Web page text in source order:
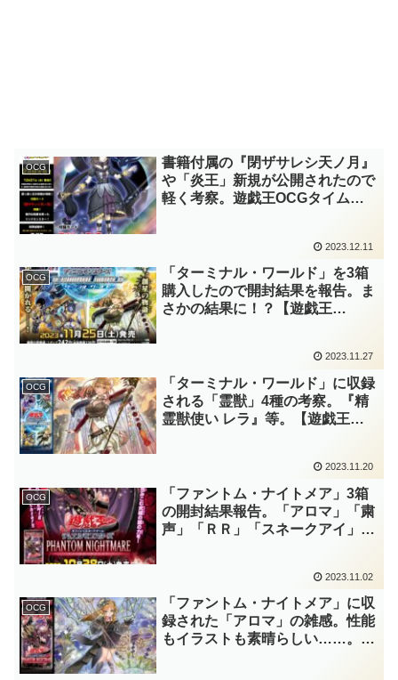
OCG
書籍付属の『閉ザサレシ天ノ月』
や「炎王」新規が公開されたので
軽く考察。遊戯王OCGタイムズ
2023.12.11
OCG
「ターミナル・ワールド」を3箱
購入したので開封結果を報告。ま
さかの結果に！？【遊戯王
2023.11.27
OCG
「ターミナル・ワールド」に収録
される「霊獣」4種の考察。『精
霊獣使い レラ』等。【遊戯王
2023.11.20
OCG
「ファントム・ナイトメア」3箱
の開封結果報告。「アロマ」「粛
声」「ＲＲ」「スネークアイ」
2023.11.02
OCG
「ファントム・ナイトメア」に収
録された「アロマ」の雑感。性能
もイラストも素晴らしい……。